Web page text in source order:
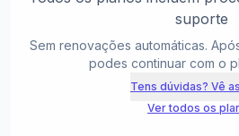
suporte
Sem renovações automáticas.
podes continuar com o
Tens dúvidas? Vê
Ver todos os